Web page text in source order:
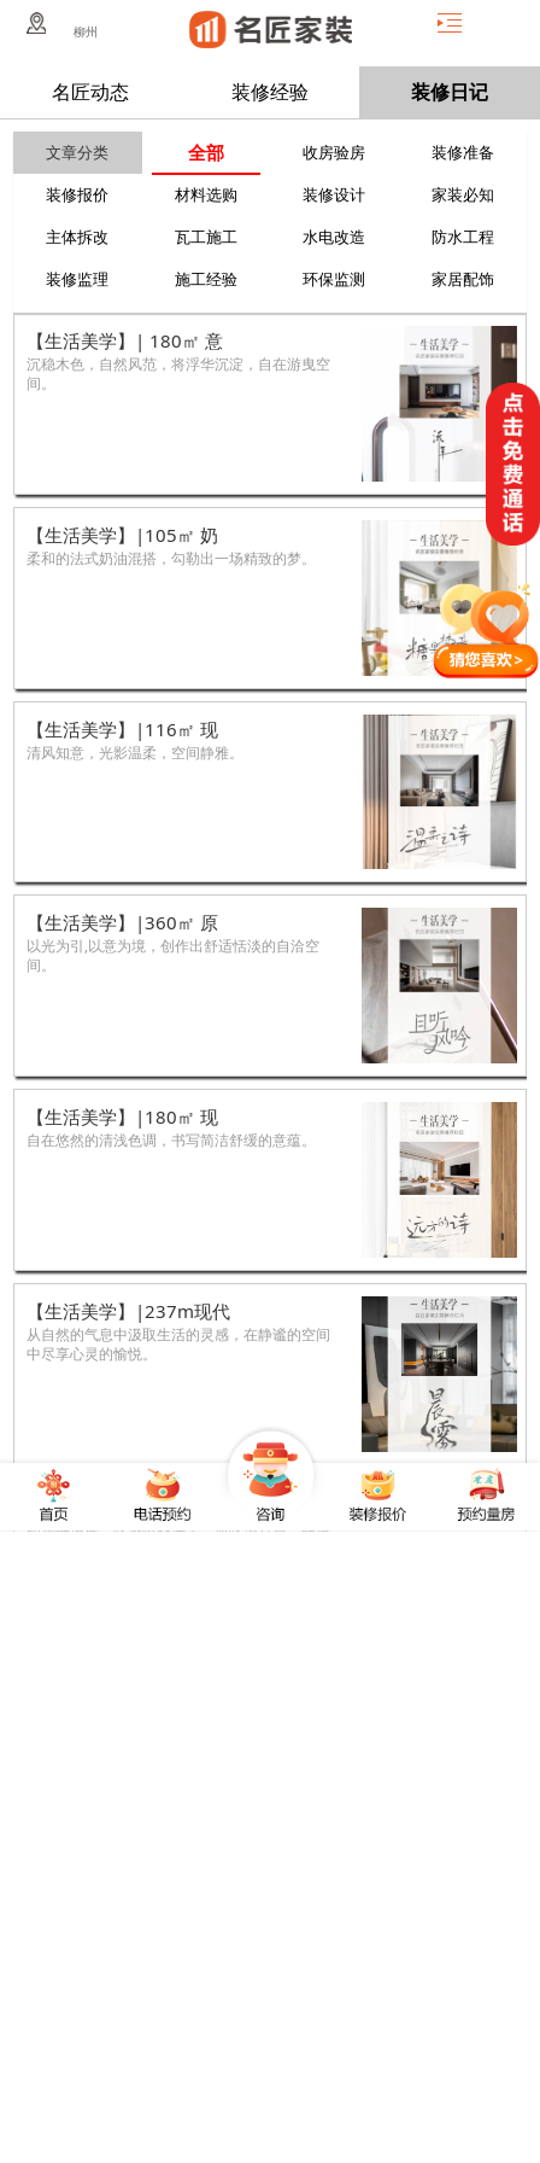
柳州
名匠动态 装修经验 装修日记
文章分类 全部 收房验房
装修准备
装修报价
材料选购 装修设计
家装必知
主体拆改
瓦工施工 水电改造
防水工程
装修监理
施工经验 环保监测 家居配饰
【生活美学】| 180㎡ 意
沉稳木色，自然风范，将浮华沉淀，自在游曳空
间。
【生活美学】|105㎡ 奶
柔和的法式奶油混搭，勾勒出一场精致的梦。
【生活美学】|116㎡ 现
清风知意，光影温柔，空间静雅。
【生活美学】|360㎡ 原
以光为引,以意为境，创作出舒适恬淡的自洽空
间。
【生活美学】|180㎡ 现
自在悠然的清浅色调，书写简洁舒缓的意蕴。
【生活美学】|237m现代
从自然的气息中汲取生活的灵感，在静谧的空间
中尽享心灵的愉悦。
【生活美学】 | 140㎡
如湖畔清风，吹落喧嚣浮华。似皎洁月色，静谧